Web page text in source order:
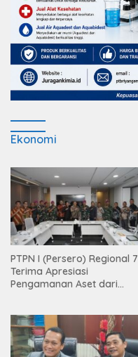
Ekonomi
PTPN I (Persero) Regional 7
Terima Apresiasi
Pengamanan Aset dari